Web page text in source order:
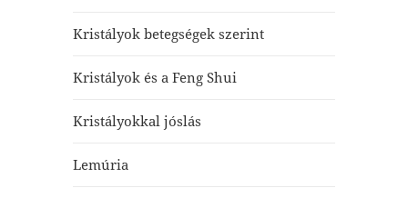
Kristályok betegségek szerint
Kristályok és a Feng Shui
Kristályokkal jóslás
Lemúria